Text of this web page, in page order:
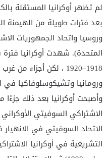
لم تظهر أوكرانيا المستقلة
بعد فترات طويلة من الهيمنة
وروسيا واتحاد الجمهوريات
المتحدة). شهدت أوكرانيا
1918–1920 ، لكن أجزاء
ورومانيا وتشيكوسلوفاكيا في
وأصبحت أوكرانيا بعد ذلك جزءًا